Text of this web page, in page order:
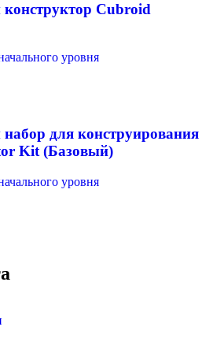
конструктор Cubroid
уровня
набор для конструирования
Kit (Базовый)
уровня